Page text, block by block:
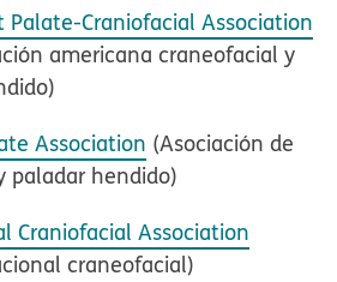
Palate-Craniofacial Association
americana craneofacial y
Association (Asociación de
paladar hendido)
Craniofacial Association
craneofacial)